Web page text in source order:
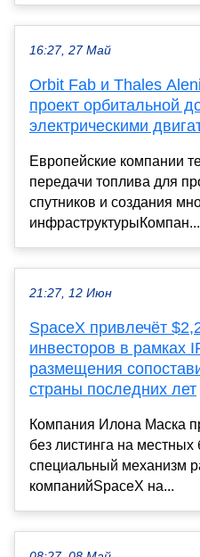
16:27, 27 Май
Orbit Fab и Thales
проект орбитальной
электрическими
Европейские компании
передачи топлива для
спутников и создания
инфраструктурыКомпан...
21:27, 12 Июн
SpaceX привлечёт
инвесторов в рамках
размещения
страны последних лет
Компания Илона Маска
без листинга на местных
специальный механизм
компанийSpaceX на...